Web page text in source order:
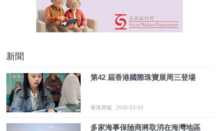
新聞
第42 屆香港國際珠寶展周三登場
香港商報 2026-03-03
多家海事保險商將取消在海灣地區